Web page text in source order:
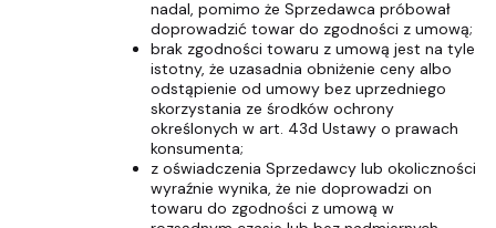
nadal, pomimo że Sprzedawca próbował
doprowadzić towar do zgodności z umową;
brak zgodności towaru z umową jest na tyle
istotny, że uzasadnia obniżenie ceny albo
odstąpienie od umowy bez uprzedniego
skorzystania ze środków ochrony
określonych w art. 43d Ustawy o prawach
konsumenta;
z oświadczenia Sprzedawcy lub okoliczności
wyraźnie wynika, że nie doprowadzi on
towaru do zgodności z umową w